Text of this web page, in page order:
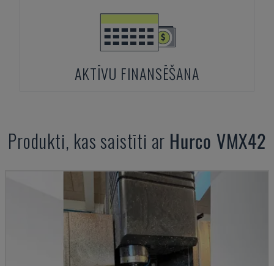
AKTĪVU FINANSĒŠANA
Produkti, kas saistīti ar Hurco VMX42